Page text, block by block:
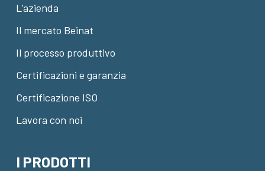
L’azienda
Il mercato Beinat
Il processo produttivo
Certificazioni e garanzia
Certificazione ISO
Lavora con noi
I PRODOTTI